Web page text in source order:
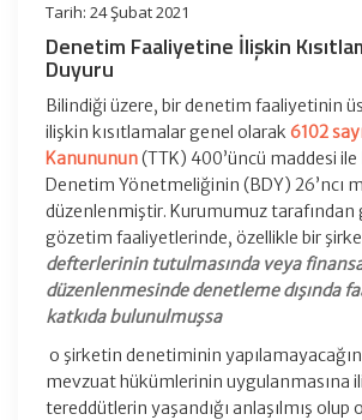
Tarih: 24 Şubat 2021
Denetim Faaliyetine İlişkin
Duyuru
Bilindiği üzere, bir denetim faaliyetinin
ilişkin kısıtlamalar genel olarak 6102
Kanununun(TTK) 400’üncü maddesi ile
Denetim Yönetmeliğinin (BDY) 26’ncı
düzenlenmiştir. Kurumumuz tarafından
gözetim faaliyetlerinde, özellikle bir
defterlerinin tutulmasında veya
düzenlenmesinde denetleme dışında
katkıda bulunulmuşsa
o şirketin denetiminin
mevzuat hükümlerinin uygulanmasına
tereddütlerin yaşandığı anlaşılmış olup